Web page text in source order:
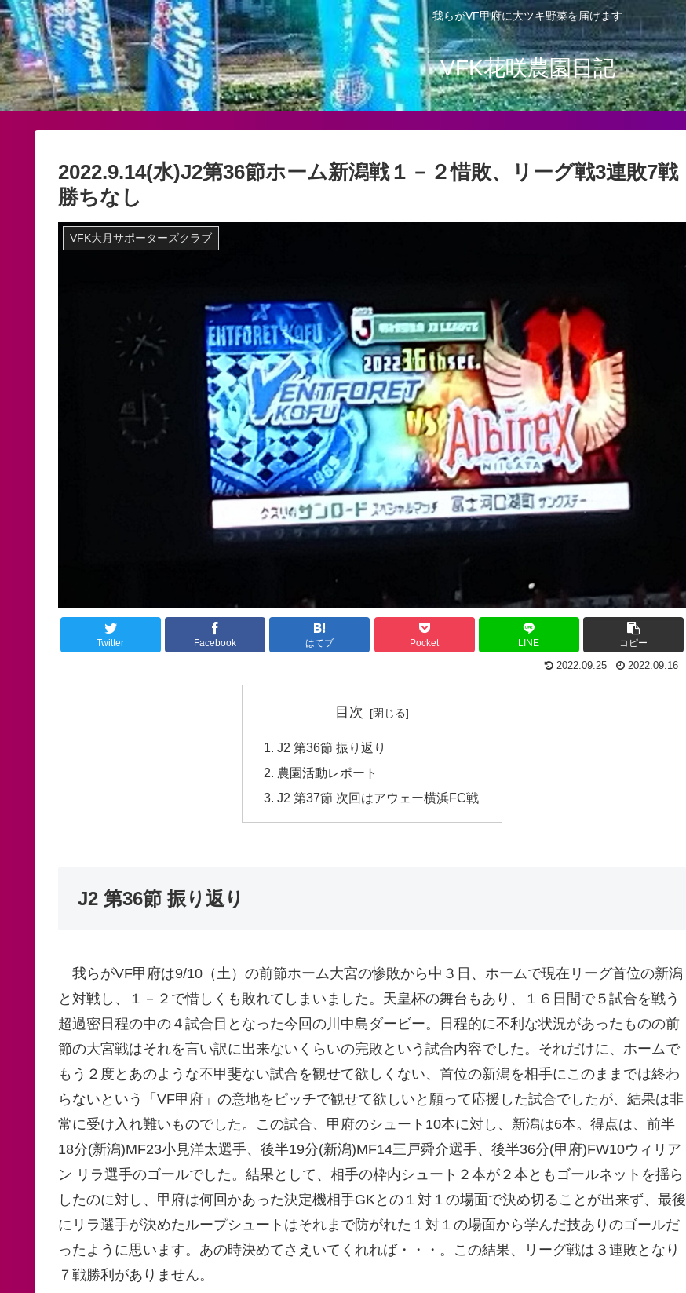
我らがVF甲府に大ツキ野菜を届けます
VFK花咲農園日記
2022.9.14(水)J2第36節ホーム新潟戦１－２惜敗、リーグ戦3連敗7戦
勝ちなし
VFK大月サポーターズクラブ
Twitter Facebook はてブ Pocket LINE コピー
2022.09.25 2022.09.16
目次
J2 第36節 振り返り
農園活動レポート
J2 第37節 次回はアウェー横浜FC戦
J2 第36節 振り返り
我らがVF甲府は9/10（土）の前節ホーム大宮の惨敗から中３日、ホームで現在リーグ首位の新潟
と対戦し、１－２で惜しくも敗れてしまいました。天皇杯の舞台もあり、１６日間で５試合を戦う
超過密日程の中の４試合目となった今回の川中島ダービー。日程的に不利な状況があったものの前
節の大宮戦はそれを言い訳に出来ないくらいの完敗という試合内容でした。それだけに、ホームで
もう２度とあのような不甲斐ない試合を観せて欲しくない、首位の新潟を相手にこのままでは終わ
らないという「VF甲府」の意地をピッチで観せて欲しいと願って応援した試合でしたが、結果は非
常に受け入れ難いものでした。この試合、甲府のシュート10本に対し、新潟は6本。得点は、前半
18分(新潟)MF23小見洋太選手、後半19分(新潟)MF14三戸舜介選手、後半36分(甲府)FW10ウィリア
ン リラ選手のゴールでした。結果として、相手の枠内シュート２本が２本ともゴールネットを揺ら
したのに対し、甲府は何回かあった決定機相手GKとの１対１の場面で決め切ることが出来ず、最後
にリラ選手が決めたループシュートはそれまで防がれた１対１の場面から学んだ技ありのゴールだ
ったように思います。あの時決めてさえいてくれれば・・・。この結果、リーグ戦は３連敗となり
７戦勝利がありません。